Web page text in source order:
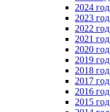
2024 год
2023 год
2022 год
2021 год
2020 год
2019 год
2018 год
2017 год
2016 год
2015 год